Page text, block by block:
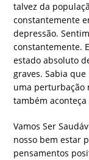
talvez da
constantemente
depressão.
constantemente.
estado absoluto
graves. Sabia
uma perturbação
também aconteça
Vamos Ser
nosso bem estar
pensamentos